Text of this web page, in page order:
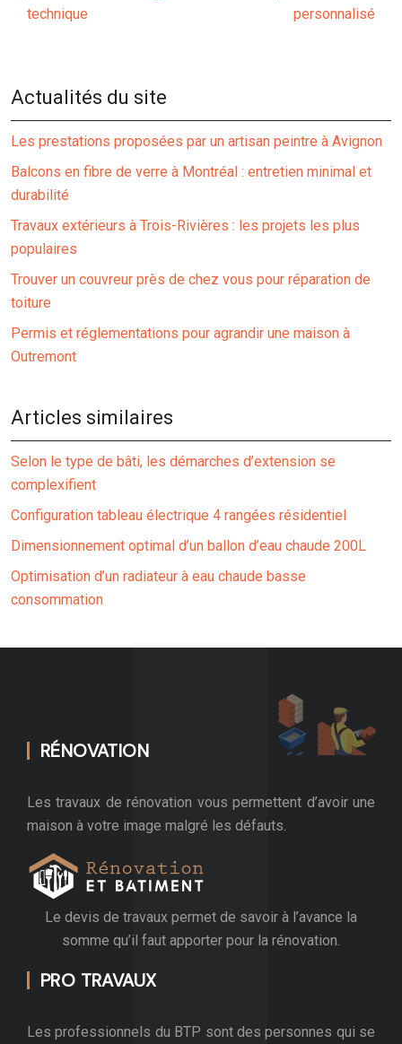
technique
personnalisé
Actualités du site
Les prestations proposées par un artisan peintre à Avignon
Balcons en fibre de verre à Montréal : entretien minimal et
durabilité
Travaux extérieurs à Trois-Rivières : les projets les plus
populaires
Trouver un couvreur près de chez vous pour réparation de
toiture
Permis et réglementations pour agrandir une maison à
Outremont
Articles similaires
Selon le type de bâti, les démarches d’extension se
complexifient
Configuration tableau électrique 4 rangées résidentiel
Dimensionnement optimal d’un ballon d’eau chaude 200L
Optimisation d’un radiateur à eau chaude basse
consommation
RÉNOVATION
Les travaux de rénovation vous permettent d’avoir une
maison à votre image malgré les défauts.
Le devis de travaux permet de savoir à l’avance la
somme qu’il faut apporter pour la rénovation.
PRO TRAVAUX
Les professionnels du BTP sont des personnes qui se